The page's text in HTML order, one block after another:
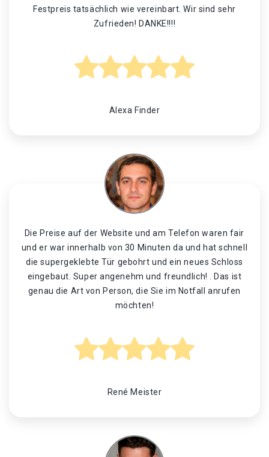
Festpreis tatsächlich wie vereinbart. Wir sind sehr
Zufrieden! DANKE!!!!
Alexa Finder
Die Preise auf der Website und am Telefon waren fair
und er war innerhalb von 30 Minuten da und hat schnell
die supergeklebte Tür gebohrt und ein neues Schloss
eingebaut. Super angenehm und freundlich! . Das ist
genau die Art von Person, die Sie im Notfall anrufen
möchten!
René Meister